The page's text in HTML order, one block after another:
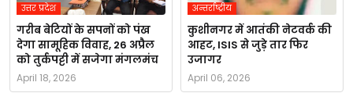
उत्तर प्रदेश
गरीब बेटियों के सपनों को पंख
देगा सामूहिक विवाह, 26 अप्रैल
को तुर्कपट्टी में सजेगा मंगलमंच
April 18, 2026
अन्तर्राष्ट्रीय
कुशीनगर में आतंकी नेटवर्क की
आहट, ISIS से जुड़े तार फिर
उजागर
April 06, 2026